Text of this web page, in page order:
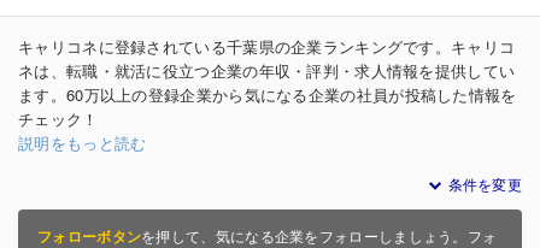
キャリコネに登録されている千葉県の企業ランキングです。キャリコ
ネは、転職・就活に役立つ企業の年収・評判・求人情報を提供してい
ます。60万以上の登録企業から気になる企業の社員が投稿した情報を
チェック！
説明をもっと読む
条件を変更
フォローボタンを押して、気になる企業をフォローしましょう。フォ